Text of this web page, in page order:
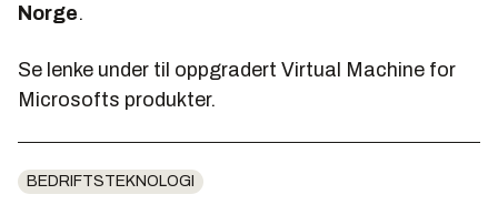
Norge.
Se lenke under til oppgradert Virtual Machine for
Microsofts produkter.
BEDRIFTSTEKNOLOGI